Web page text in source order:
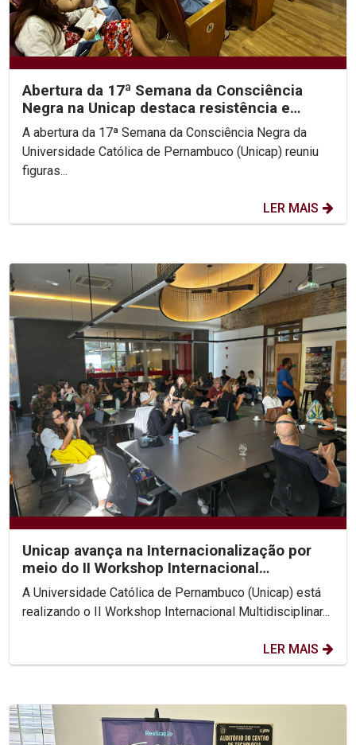
Abertura da 17ª Semana da Consciência
Negra na Unicap destaca resistência e
protagonismo do...
A abertura da 17ª Semana da Consciência Negra da
Universidade Católica de Pernambuco (Unicap) reuniu
figuras...
LER MAIS
Unicap avança na Internacionalização por
meio do II Workshop Internacional
Multidisciplinar...
A Universidade Católica de Pernambuco (Unicap) está
realizando o II Workshop Internacional Multidisciplinar...
LER MAIS